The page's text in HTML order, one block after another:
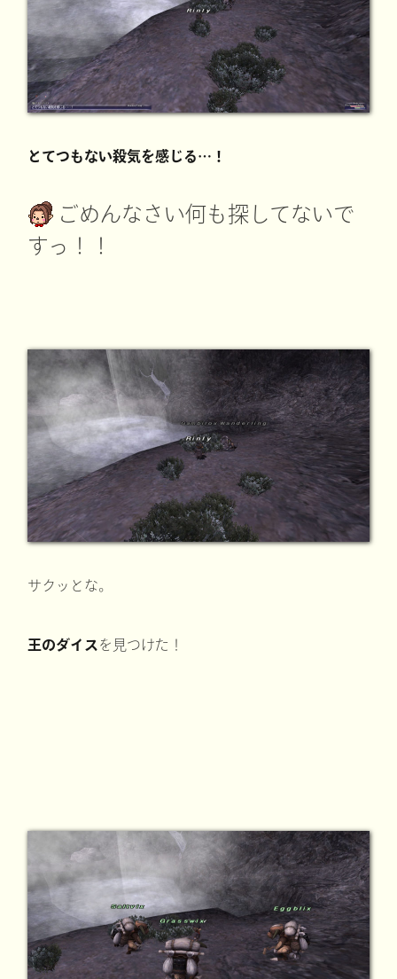
とてつもない殺気を感じる…！
ごめんなさい何も探してないで
すっ！！
サクッとな。
王のダイス を見つけた！